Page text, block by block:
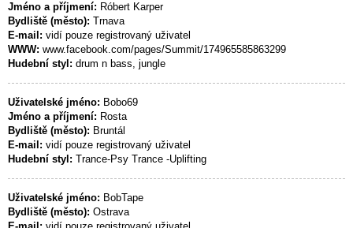
Jméno a příjmení: Róbert Karper
Bydliště (město): Trnava
E-mail: vidí pouze registrovaný uživatel
WWW: www.facebook.com/pages/Summit/174965585863299
Hudební styl: drum n bass, jungle
Uživatelské jméno: Bobo69
Jméno a příjmení: Rosta
Bydliště (město): Bruntál
E-mail: vidí pouze registrovaný uživatel
Hudební styl: Trance-Psy Trance -Uplifting
Uživatelské jméno: BobTape
Bydliště (město): Ostrava